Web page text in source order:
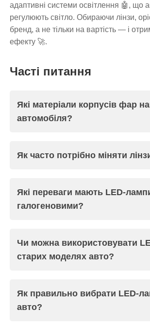
адаптивні системи освітлення 🤖, що
регулюють світло. Обираючи лінзи,
бренд, а не тільки на вартість — і
ефекту 🚀.
Часті питання
Які матеріали корпусів фар
автомобіля?
Як часто потрібно міняти
Які переваги мають LED-
галогеновими?
Чи можна використовувати
старих моделях авто?
Як правильно вибрати LED-
авто?